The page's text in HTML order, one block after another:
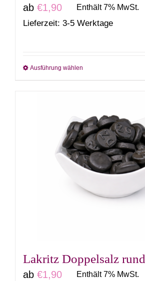
ab €1,90 Enthält 7% MwSt.
Lieferzeit: 3-5 Werktage
Ausführung wählen
mehrere
Varianten
auf.
Die
Optionen
können
werden
Lakritz Doppelsalz rund
ab €1,90 Enthält 7% MwSt.